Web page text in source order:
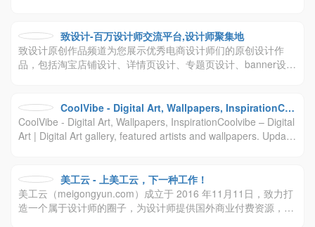
像风光摄影、生态纪实、时尚潮流图片资源。
致设计-百万设计师交流平台,设计师聚集地
致设计原创作品频道为您展示优秀电商设计师们的原创设计作
品，包括淘宝店铺设计、详情页设计、专题页设计、banner设
CoolVibe - Digital Art, Wallpapers, InspirationCo
olvibe – Digital Art | Digital Art gallery, featured a
rtists and wallpapers. Updated daily.
CoolVibe - Digital Art, Wallpapers, InspirationCoolvibe – Digital
Art | Digital Art gallery, featured artists and wallpapers. Update
美工云 - 上美工云，下一种工作！
美工云（meigongyun.com）成立于 2016 年11月11日，致力打
造一个属于设计师的圈子，为设计师提供国外商业付费资源，激